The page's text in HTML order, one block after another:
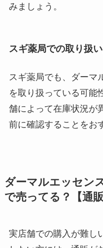
みましょう。
スギ薬局での取り扱
スギ薬局でも、ダーマ
を取り扱っている可能
舗によって在庫状況が
前に確認することをお
ダーマルエッセン
で売ってる？【通販
実店舗での購入が難し